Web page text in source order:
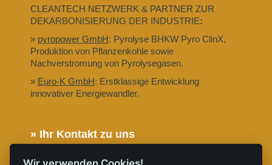
CLEANTECH NETZWERK & PARTNER ZUR
DEKARBONISIERUNG DER INDUSTRIE:
» pyropower GmbH: Pyrolyse BHKW Pyro ClinX,
Produktion von Pflanzenkohle sowie
Nachverstromung von Pyrolysegasen.
» Euro-K GmbH: Erstklassige Entwicklung
innovativer Energiewandler.
» Ihr Kontakt zu uns
» Telefon: 0355 8695 9890